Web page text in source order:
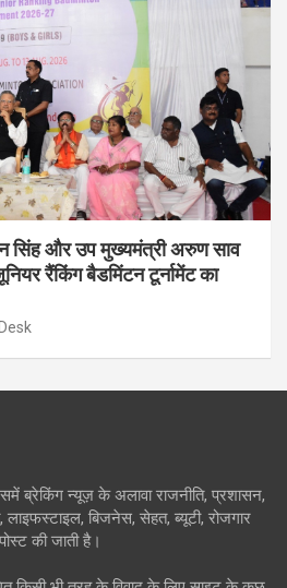
सिंह और उप मुख्यमंत्री अरुण साव
रैंकिंग बैडमिंटन टूर्नामेंट का
ब्रेकिंग न्यूज़ के अलावा राजनीति, प्रशासन,
बिजनेस, सेहत, ब्यूटी, रोजगार
की जाती है।